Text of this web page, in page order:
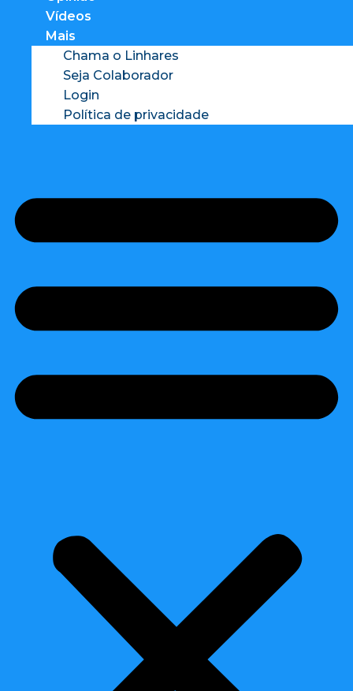
Vídeos
Mais
Chama o Linhares
Seja Colaborador
Login
Política de privacidade